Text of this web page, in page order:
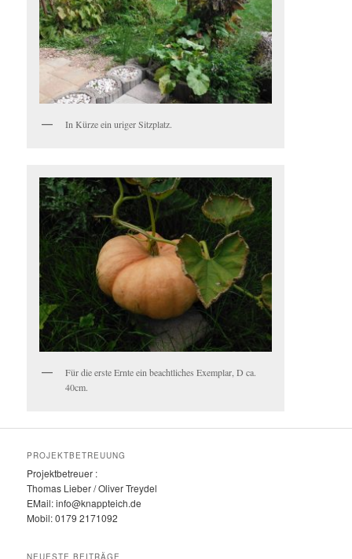
In Kürze ein uriger Sitzplatz.
Für die erste Ernte ein beachtliches Exemplar, D ca.
40cm.
PROJEKTBETREUUNG
Projektbetreuer :
Thomas Lieber / Oliver Treydel
EMail: info@knappteich.de
Mobil: 0179 2171092
NEUESTE BEITRÄGE